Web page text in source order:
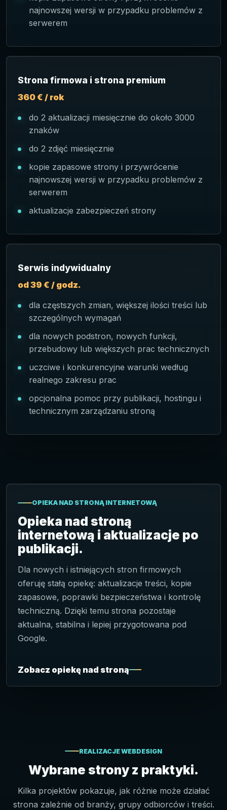
najnowszej wersji w przypadku problemów z
serwerem
Strona firmowa i strona premium
360 € / rok
do 2 aktualizacji miesięcznie do około 3000
znaków
do 2 zdjęć miesięcznie
kopie zapasowe strony i przywrócenie
najnowszej wersji w przypadku problemów z
serwerem
aktualizacje zabezpieczeń strony
Serwis indywidualny
od 39 € / godz.
dla częstszych zmian, większej ilości treści lub
szczególnych wymagań
dla nowych podstron, nowych funkcji,
przebudowy lub większych prac technicznych
uczciwe i konkurencyjne warunki według
realnego zakresu prac
opcjonalna pomoc przy publikacji, hostingu i
technicznym zarządzaniu stroną
OPIEKA NAD STRONĄ INTERNETOWĄ
Opieka nad stroną
internetową i aktualizacje po
publikacji.
Dla nowych i istniejących stron firmowych
oferuję stałą opiekę: aktualizacje treści, kopie
zapasowe, poprawki bezpieczeństwa i kontrolę
techniczną. Dzięki temu strona pozostaje
aktualna, stabilna i lepiej przygotowana pod
Google.
Zobacz opiekę nad stroną
REALIZACJE WEBDESIGN
Wybrane strony z praktyki.
Kilka projektów pokazuje, jak różnie może działać
strona zależnie od branży, grupy odbiorców i treści.